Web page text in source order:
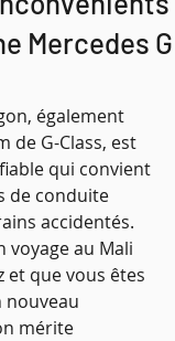
Mercedes G
également
de G-Class, est
qui convient
de conduite
accidentés.
voyage au Mali
et que vous êtes
nouveau
mérite